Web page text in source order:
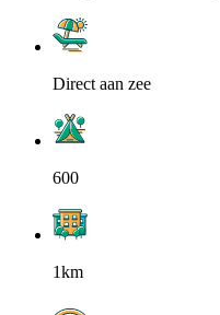
Direct aan zee
600
1km